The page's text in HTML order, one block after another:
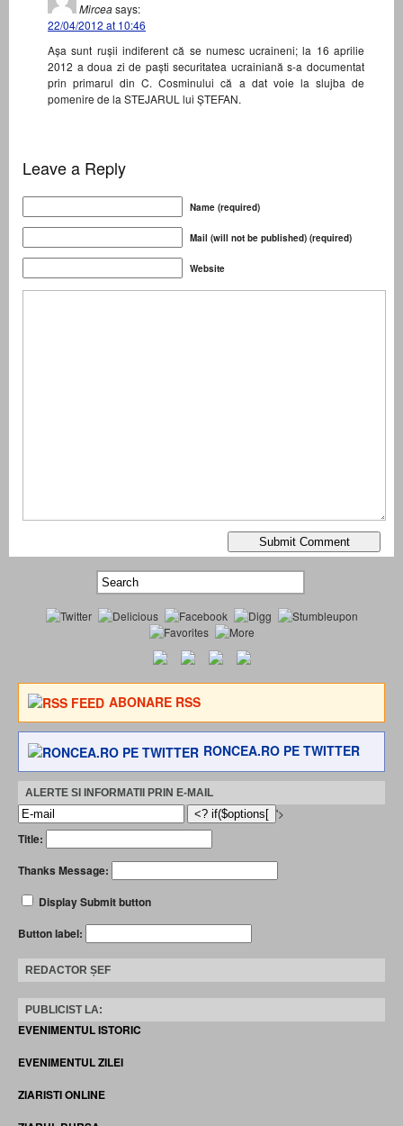
Mirceasays:
22/04/2012 at 10:46
Așa sunt rușii indiferent că se numesc ucraineni; la 16 aprilie
2012 a doua zi de paști securitatea ucrainiană s-a documentat
prin primarul din C. Cosminului că a dat voie la slujba de
pomenire de la STEJARUL lui ȘTEFAN.
Leave a Reply
Name (required)
Mail (will not be published) (required)
Website
ABONARE RSS
RONCEA.RO PE TWITTER
ALERTE SI INFORMATII PRIN E-MAIL
'>
Title:
Thanks Message:
Display Submit button
Button label:
REDACTOR ȘEF
PUBLICIST LA:
EVENIMENTUL ISTORIC
EVENIMENTUL ZILEI
ZIARISTI ONLINE